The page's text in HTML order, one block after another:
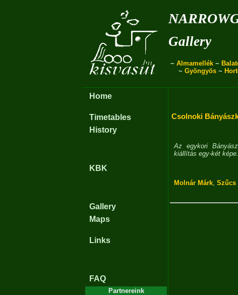
Gallery
~ Almamellék~
~ Gyöngyös~
Home
Timetables
History
KBK
Gallery
Maps
Links
FAQ
Partnereink
Csolnoki
Az egykori
kiállítás egy-két képe.
Molnár Márk, Szűcs